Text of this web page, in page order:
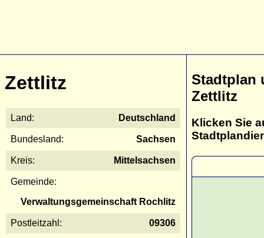
Zettlitz
Land: Deutschland
Bundesland: Sachsen
Kreis: Mittelsachsen
Gemeinde:
Verwaltungsgemeinschaft Rochlitz
Postleitzahl: 09306
Stadtplan
Zettlitz
Klicken Sie